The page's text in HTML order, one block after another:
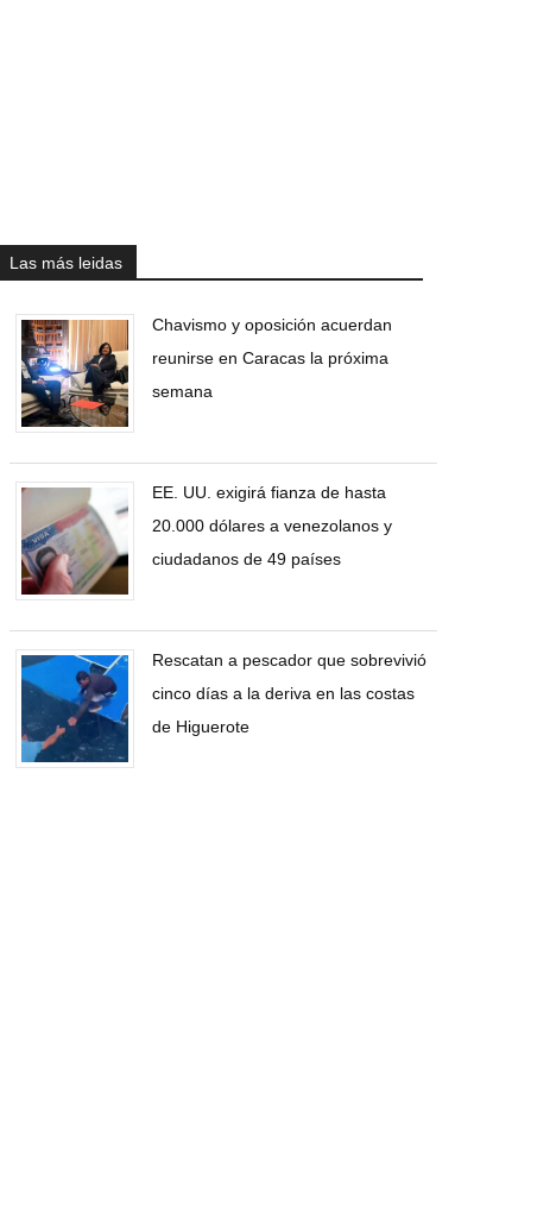
Las más leidas
Chavismo y oposición acuerdan
reunirse en Caracas la próxima
semana
EE. UU. exigirá fianza de hasta
20.000 dólares a venezolanos y
ciudadanos de 49 países
Rescatan a pescador que sobrevivió
cinco días a la deriva en las costas
de Higuerote